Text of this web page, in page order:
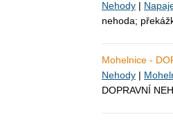
Nehody |
nehoda;
Mohelnice -
Nehody |
DOPRAVNÍ